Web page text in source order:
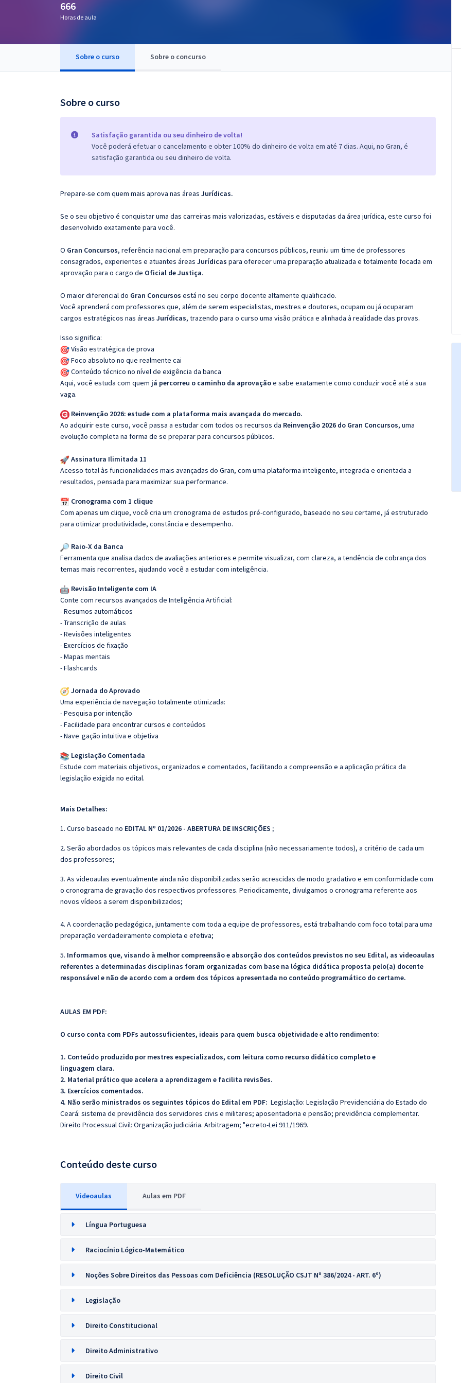
Questões grátis
666
Horas de aula
Sobre o curso Sobre o concurso
Sobre o curso
Satisfação garantida ou seu dinheiro de volta!
Você poderá efetuar o cancelamento e obter 100% do dinheiro de volta em até 7 dias. Aqui, no Gran, é
satisfação garantida ou seu dinheiro de volta.
Prepare-se com quem mais aprova nas áreas Jurídicas.
Se o seu objetivo é conquistar uma das carreiras mais valorizadas, estáveis e disputadas da área jurídica, este curso foi
desenvolvido exatamente para você.
O Gran Concursos, referência nacional em preparação para concursos públicos, reuniu um time de professores
consagrados, experientes e atuantes áreas Jurídicas para oferecer uma preparação atualizada e totalmente focada em
aprovação para o cargo de Oficial de Justiça.
O maior diferencial do Gran Concursos está no seu corpo docente altamente qualificado.
Você aprenderá com professores que, além de serem especialistas, mestres e doutores, ocupam ou já ocuparam
cargos estratégicos nas áreas Jurídicas, trazendo para o curso uma visão prática e alinhada à realidade das provas.
Isso significa:
Visão estratégica de prova
Foco absoluto no que realmente cai
Conteúdo técnico no nível de exigência da banca
Aqui, você estuda com quem já percorreu o caminho da aprovaçãoe sabe exatamente como conduzir você até a sua
vaga.
Reinvenção 2026: estude com a plataforma mais avançada do mercado.
Ao adquirir este curso, você passa a estudar com todos os recursos da Reinvenção 2026 do Gran Concursos, uma
evolução completa na forma de se preparar para concursos públicos.
Assinatura Ilimitada 11
Acesso total às funcionalidades mais avançadas do Gran, com uma plataforma inteligente, integrada e orientada a
resultados, pensada para maximizar sua performance.
Cronograma com 1 clique
Com apenas um clique, você cria um cronograma de estudos pré-configurado, baseado no seu certame, já estruturado
para otimizar produtividade, constância e desempenho.
Raio-X da Banca
Ferramenta que analisa dados de avaliações anteriores e permite visualizar, com clareza, a tendência de cobrança dos
temas mais recorrentes, ajudando você a estudar com inteligência.
Revisão Inteligente com IA
Conte com recursos avançados de Inteligência Artificial:
- Resumos automáticos
- Transcrição de aulas
- Revisões inteligentes
- Exercícios de fixação
- Mapas mentais
- Flashcards
Jornada do Aprovado
Uma experiência de navegação totalmente otimizada:
- Pesquisa por intenção
- Facilidade para encontrar cursos e conteúdos
- Nave gação intuitiva e objetiva
Legislação Comentada
Estude com materiais objetivos, organizados e comentados, facilitando a compreensão e a aplicação prática da
legislação exigida no edital.
Mais Detalhes:
1. Curso baseado no EDITAL Nº 01/2026 - ABERTURA DE INSCRIÇÕES ;
2. Serão abordados os tópicos mais relevantes de cada disciplina (não necessariamente todos), a critério de cada um
dos professores;
3. As videoaulas eventualmente ainda não disponibilizadas serão acrescidas de modo gradativo e em conformidade com
o cronograma de gravação dos respectivos professores. Periodicamente, divulgamos o cronograma referente aos
novos vídeos a serem disponibilizados;
4. A coordenação pedagógica, juntamente com toda a equipe de professores, está trabalhando com foco total para uma
preparação verdadeiramente completa e efetiva;
5. Informamos que, visando à melhor compreensão e absorção dos conteúdos previstos no seu Edital, as videoaulas
referentes a determinadas disciplinas foram organizadas com base na lógica didática proposta pelo(a) docente
responsável e não de acordo com a ordem dos tópicos apresentada no conteúdo programático do certame.
AULAS EM PDF:
O curso conta com PDFs autossuficientes, ideais para quem busca objetividade e alto rendimento:
1. Conteúdo produzido por mestres especializados, com leitura como recurso didático completo e
linguagem clara.
2. Material prático que acelera a aprendizagem e facilita revisões.
3. Exercícios comentados.
4. Não serão ministrados os seguintes tópicos do Edital em PDF: Legislação: Legislação Previdenciária do Estado do
Ceará: sistema de previdência dos servidores civis e militares; aposentadoria e pensão; previdência complementar.
Direito Processual Civil: Organização judiciária. Arbitragem; "ecreto-Lei 911/1969.
Conteúdo deste curso
Videoaulas Aulas em PDF
Língua Portuguesa
Raciocínio Lógico-Matemático
Noções Sobre Direitos das Pessoas com Deficiência (RESOLUÇÃO CSJT Nº 386/2024 - ART. 6º)
Legislação
Direito Constitucional
Direito Administrativo
Direito Civil